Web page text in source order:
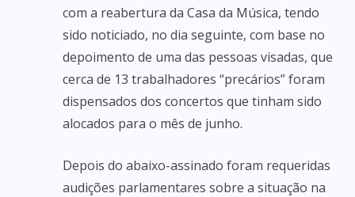
com a reabertura da Casa da Música, tendo
sido noticiado, no dia seguinte, com base no
depoimento de uma das pessoas visadas, que
cerca de 13 trabalhadores “precários” foram
dispensados dos concertos que tinham sido
alocados para o mês de junho.
Depois do abaixo-assinado foram requeridas
audições parlamentares sobre a situação na